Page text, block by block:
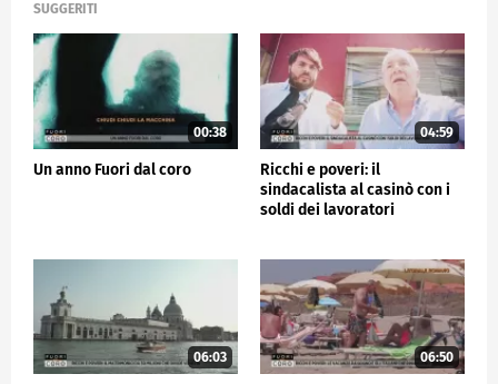
SUGGERITI
00:38
Un anno Fuori dal coro
04:59
Ricchi e poveri: il
sindacalista al casinò con i
soldi dei lavoratori
06:03 06:50